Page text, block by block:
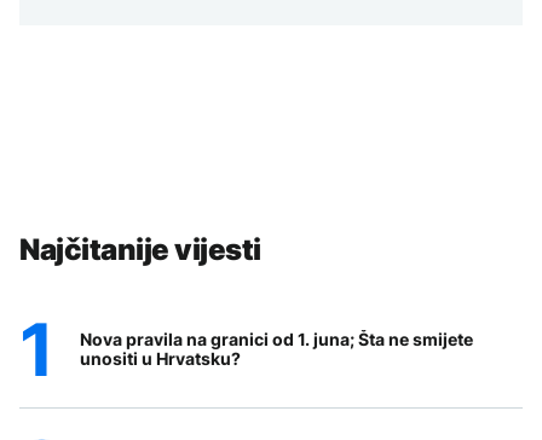
Najčitanije vijesti
Nova pravila na granici od 1. juna; Šta ne smijete
unositi u Hrvatsku?